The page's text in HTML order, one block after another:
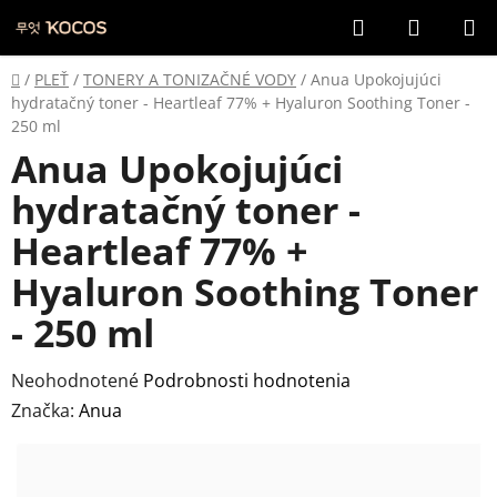
na
obsah
Hľadať
KOŠÍK
Domov
/ PLEŤ / TONERY A TONIZAČNÉ VODY / Anua Upokojujúci
hydratačný toner - Heartleaf 77% + Hyaluron Soothing Toner -
250 ml
Anua Upokojujúci
hydratačný toner -
Heartleaf 77% +
Hyaluron Soothing Toner
- 250 ml
Priemerné
hodnotenie
Neohodnotené Podrobnosti hodnotenia
Značka: Anua